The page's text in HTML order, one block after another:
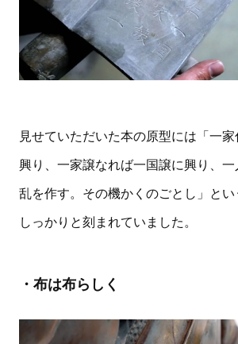
見せていただいた本の原型には「一
興り、一家譲なれば一国譲に興り、
乱を作す。その機かくのごとし」とい
しっかりと刻まれていました。
・布は布らしく